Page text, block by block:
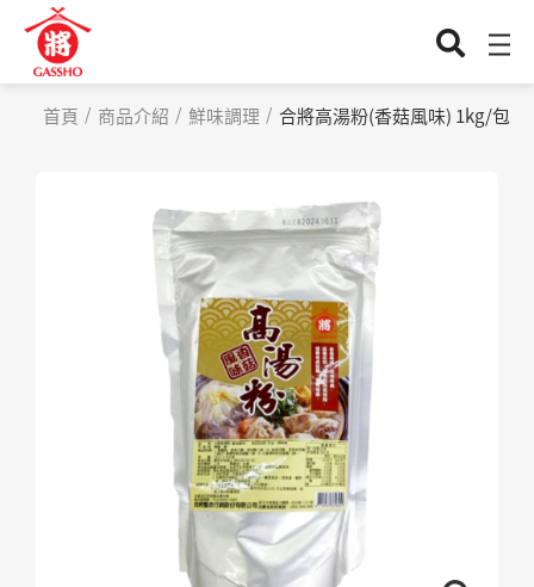
首頁 商品介紹 鮮味調理 合將高湯粉(香菇風味) 1kg/包